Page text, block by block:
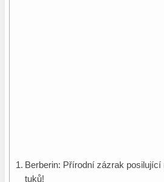
Berberin: Přírodní zázrak
tuků!